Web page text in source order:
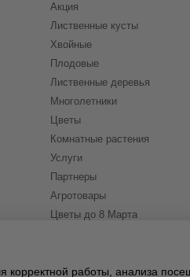
Акция
Лиственные кусты
Хвойные
Плодовые
Лиственные деревья
Многолетники
Цветы
Комнатные растения
Услуги
Партнеры
Агротовары
Цветы до 8 Марта
корректной работы, анализа